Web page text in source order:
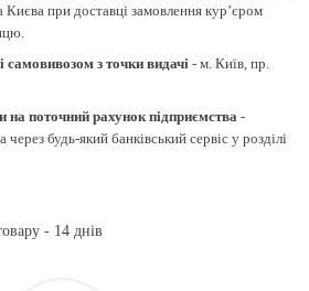
Києва при доставці замовлення кур’єром
з точки видачі - м. Київ, пр.
на поточний рахунок підприємства -
будь-який банківський сервіс у розділі
- 14 днів